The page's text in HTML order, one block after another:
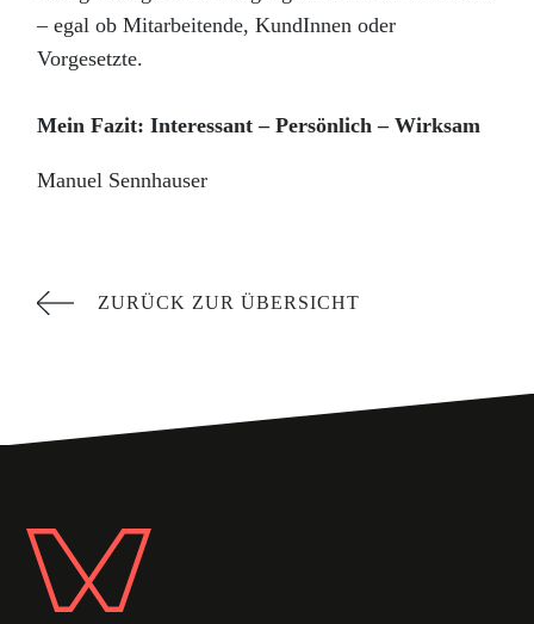
– egal ob Mitarbeitende, KundInnen oder
Vorgesetzte.
Mein Fazit: Interessant – Persönlich – Wirksam
Manuel Sennhauser
ZURÜCK ZUR ÜBERSICHT